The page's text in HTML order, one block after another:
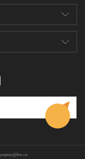
poptoys@live.cn